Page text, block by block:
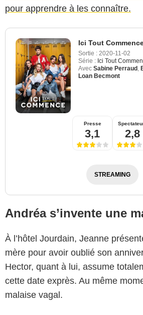
pour apprendre à les connaître.
Ici Tout
Sortie : 2020-11-02
Série : Ici Tout
Avec Sabine Perraud
Loan Becmont
Presse
3,1 2,8
STREAMING
Andréa s’invente une
À l’hôtel Jourdain, Jeanne
mère pour avoir oublié son
Hector, quant à lui, assume
cette date exprès. Au même
malaise vagal.